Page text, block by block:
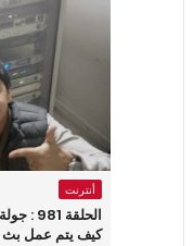
أنترنت
كيف يتم عمل بث